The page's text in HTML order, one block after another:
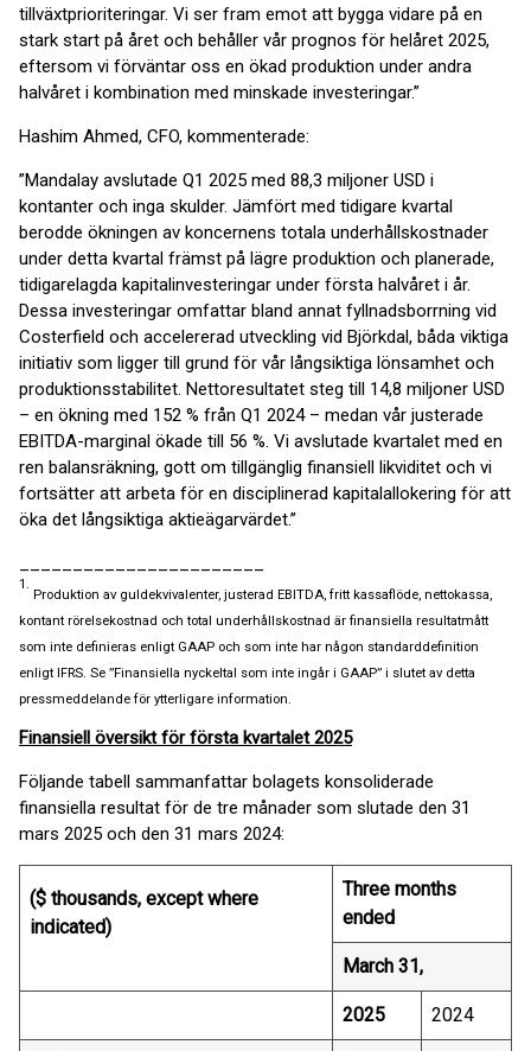
tillväxtprioriteringar. Vi ser fram emot att bygga vidare på en
stark start på året och behåller vår prognos för helåret 2025,
eftersom vi förväntar oss en ökad produktion under andra
halvåret i kombination med minskade investeringar.”
Hashim Ahmed, CFO, kommenterade:
”Mandalay avslutade Q1 2025 med 88,3 miljoner USD i
kontanter och inga skulder. Jämfört med tidigare kvartal
berodde ökningen av koncernens totala underhållskostnader
under detta kvartal främst på lägre produktion och planerade,
tidigarelagda kapitalinvesteringar under första halvåret i år.
Dessa investeringar omfattar bland annat fyllnadsborrning vid
Costerfield och accelererad utveckling vid Björkdal, båda viktiga
initiativ som ligger till grund för vår långsiktiga lönsamhet och
produktionsstabilitet. Nettoresultatet steg till 14,8 miljoner USD
– en ökning med 152 % från Q1 2024 – medan vår justerade
EBITDA-marginal ökade till 56 %. Vi avslutade kvartalet med en
ren balansräkning, gott om tillgänglig finansiell likviditet och vi
fortsätter att arbeta för en disciplinerad kapitalallokering för att
öka det långsiktiga aktieägarvärdet.”
1.
Produktion av guldekvivalenter, justerad EBITDA, fritt kassaflöde, nettokassa,
kontant rörelsekostnad och total underhållskostnad är finansiella resultatmått
som inte definieras enligt GAAP och som inte har någon standarddefinition
enligt IFRS. Se ”Finansiella nyckeltal som inte ingår i GAAP” i slutet av detta
pressmeddelande för ytterligare information.
Finansiell översikt för första kvartalet 2025
Följande tabell sammanfattar bolagets konsoliderade
finansiella resultat för de tre månader som slutade den 31
mars 2025 och den 31 mars 2024:
($ thousands, except where
indicated)
Three months
ended
March 31,
2025 2024